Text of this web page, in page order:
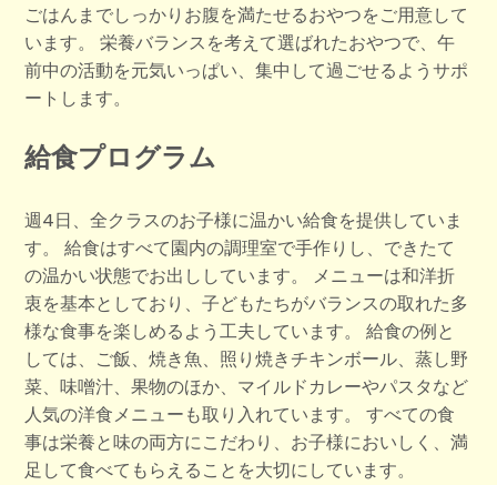
ごはんまでしっかりお腹を満たせるおやつをご用意して
います。 栄養バランスを考えて選ばれたおやつで、午
前中の活動を元気いっぱい、集中して過ごせるようサポ
ートします。​​​​​​​​​​​​​​​​
給食プログラム
週4日、全クラスのお子様に温かい給食を提供していま
す。 給食はすべて園内の調理室で手作りし、できたて
の温かい状態でお出ししています。 メニューは和洋折
衷を基本としており、子どもたちがバランスの取れた多
様な食事を楽しめるよう工夫しています。 給食の例と
しては、ご飯、焼き魚、照り焼きチキンボール、蒸し野
菜、味噌汁、果物のほか、マイルドカレーやパスタなど
人気の洋食メニューも取り入れています。 すべての食
事は栄養と味の両方にこだわり、お子様においしく、満
足して食べてもらえることを大切にしています。